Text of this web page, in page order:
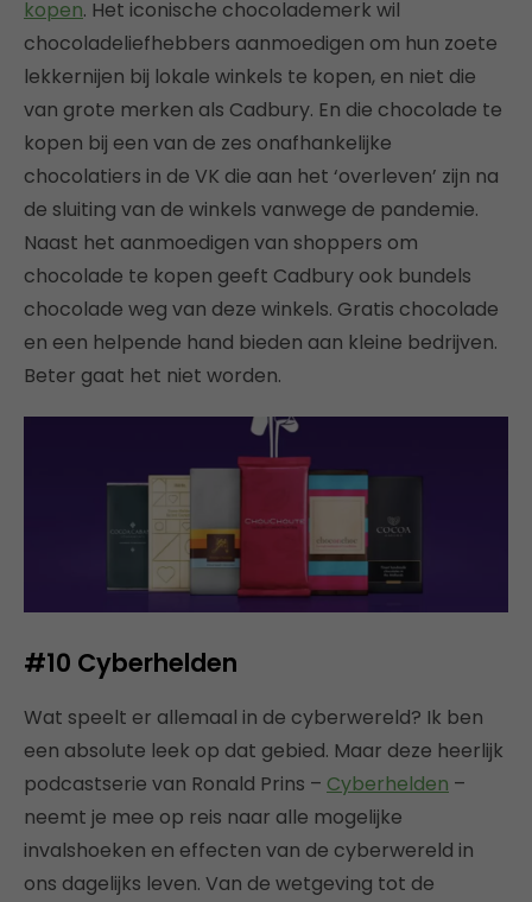
kopen. Het iconische chocolademerk wil
chocoladeliefhebbers aanmoedigen om hun zoete
lekkernijen bij lokale winkels te kopen, en niet die
van grote merken als Cadbury. En die chocolade te
kopen bij een van de zes onafhankelijke
chocolatiers in de VK die aan het ‘overleven’ zijn na
de sluiting van de winkels vanwege de pandemie.
Naast het aanmoedigen van shoppers om
chocolade te kopen geeft Cadbury ook bundels
chocolade weg van deze winkels. Gratis chocolade
en een helpende hand bieden aan kleine bedrijven.
Beter gaat het niet worden.
#10 Cyberhelden
Wat speelt er allemaal in de cyberwereld? Ik ben
een absolute leek op dat gebied. Maar deze heerlijk
podcastserie van Ronald Prins – Cyberhelden –
neemt je mee op reis naar alle mogelijke
invalshoeken en effecten van de cyberwereld in
ons dagelijks leven. Van de wetgeving tot de